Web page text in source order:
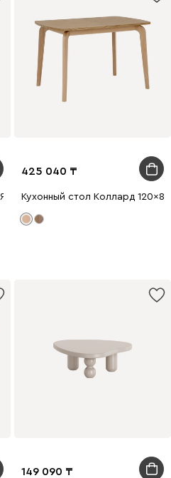
Черный
425 040
Кухонный стол Коллард
149 090